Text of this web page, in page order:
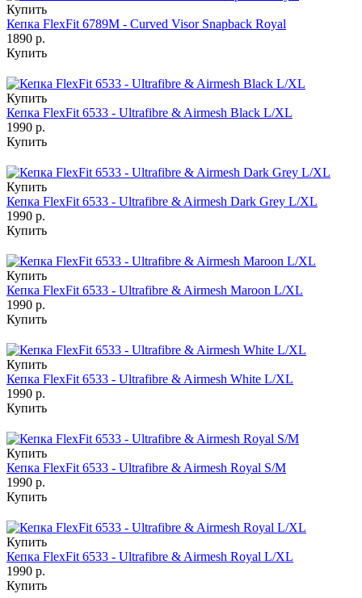
Купить
Кепка FlexFit 6789M - Curved Visor Snapback Royal
1890 р.
Купить
Купить
Кепка FlexFit 6533 - Ultrafibre & Airmesh Black L/XL
1990 р.
Купить
Купить
Кепка FlexFit 6533 - Ultrafibre & Airmesh Dark Grey L/XL
1990 р.
Купить
Купить
Кепка FlexFit 6533 - Ultrafibre & Airmesh Maroon L/XL
1990 р.
Купить
Купить
Кепка FlexFit 6533 - Ultrafibre & Airmesh White L/XL
1990 р.
Купить
Купить
Кепка FlexFit 6533 - Ultrafibre & Airmesh Royal S/M
1990 р.
Купить
Купить
Кепка FlexFit 6533 - Ultrafibre & Airmesh Royal L/XL
1990 р.
Купить